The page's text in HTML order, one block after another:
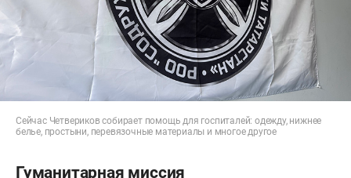
Сейчас Четвериков собирает помощь для госпиталей: одежду, нижнее
белье, простыни, перевязочные материалы и многое другое
Гуманитарная миссия